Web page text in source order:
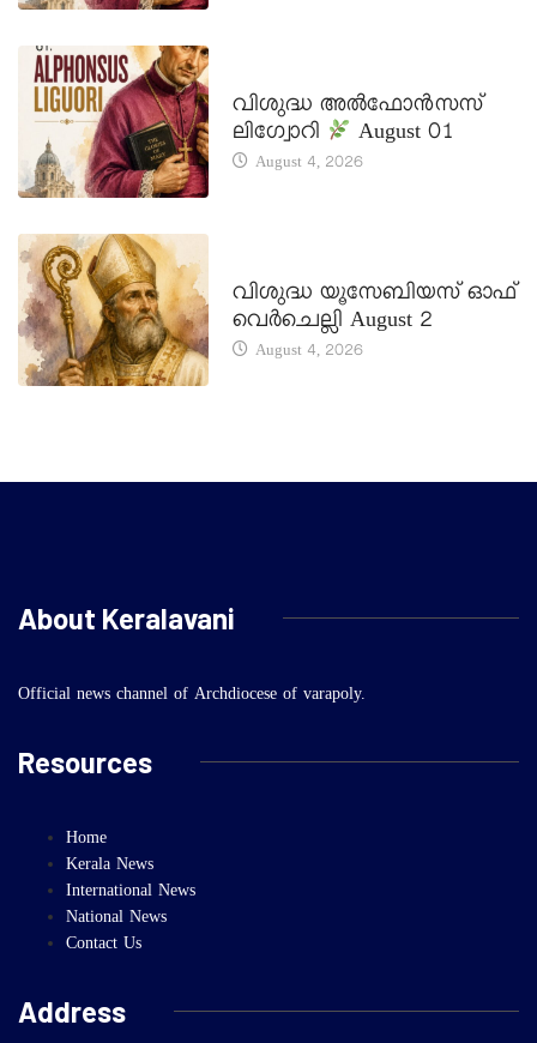
വിശുദ്ധ അൽഫോൻസസ്
ലിഗ്വോറി
August 01
August 4, 2026
വിശുദ്ധ യൂസേബിയസ് ഓഫ്
വെർചെല്ലി August 2
August 4, 2026
About Keralavani
Official news channel of Archdiocese of varapoly.
Resources
Home
Kerala News
International News
National News
Contact Us
Address